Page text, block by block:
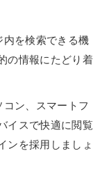
内を検索できる機
の情報にたどり着
コン、スマートフ
イスで快適に閲覧
ンを採用しましょ